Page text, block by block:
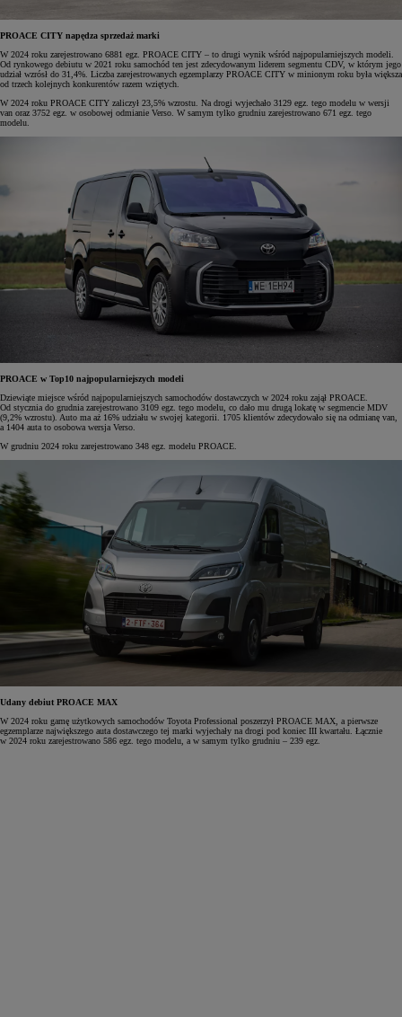
PROACE CITY napędza sprzedaż marki
W 2024 roku zarejestrowano 6881 egz. PROACE CITY – to drugi wynik wśród najpopularniejszych modeli.
Od rynkowego debiutu w 2021 roku samochód ten jest zdecydowanym liderem segmentu CDV, w którym jego
udział wzrósł do 31,4%. Liczba zarejestrowanych egzemplarzy PROACE CITY w minionym roku była większa
od trzech kolejnych konkurentów razem wziętych.
W 2024 roku PROACE CITY zaliczył 23,5% wzrostu. Na drogi wyjechało 3129 egz. tego modelu w wersji
van oraz 3752 egz. w osobowej odmianie Verso. W samym tylko grudniu zarejestrowano 671 egz. tego
modelu.
PROACE w Top10 najpopularniejszych modeli
Dziewiąte miejsce wśród najpopularniejszych samochodów dostawczych w 2024 roku zajął PROACE.
Od stycznia do grudnia zarejestrowano 3109 egz. tego modelu, co dało mu drugą lokatę w segmencie MDV
(9,2% wzrostu). Auto ma aż 16% udziału w swojej kategorii. 1705 klientów zdecydowało się na odmianę van,
a 1404 auta to osobowa wersja Verso.
W grudniu 2024 roku zarejestrowano 348 egz. modelu PROACE.
Udany debiut PROACE MAX
W 2024 roku gamę użytkowych samochodów Toyota Professional poszerzył PROACE MAX, a pierwsze
egzemplarze największego auta dostawczego tej marki wyjechały na drogi pod koniec III kwartału. Łącznie
w 2024 roku zarejestrowano 586 egz. tego modelu, a w samym tylko grudniu – 239 egz.